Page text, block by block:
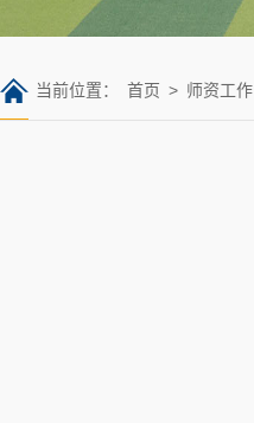
当前位置： 首页 > 师资工作